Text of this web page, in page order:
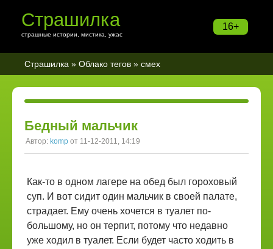
16+
Страшилка
страшные истории, мистика, ужас
Страшилка » Облако тегов » смех
Бедный мальчик
Автор: komp от 11-12-2011, 14:19
Как-то в одном лагере на обед был гороховый
суп. И вот сидит один мальчик в своей палате,
страдает. Ему очень хочется в туалет по-
большому, но он терпит, потому что недавно
уже ходил в туалет. Если будет часто ходить в